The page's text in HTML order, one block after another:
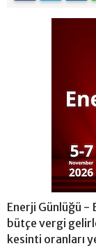
Enerji Günlüğü -
bütçe vergi
kesinti oranları